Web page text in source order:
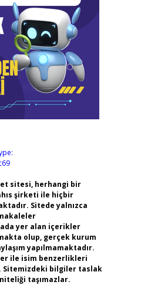
sitesi, herhangi bir
şirketi ile hiçbir
Sitede yalnızca
yer alan içerikler
olup, gerçek kurum
yapılmamaktadır.
ile isim benzerlikleri
Sitemizdeki bilgiler taslak
taşımazlar.